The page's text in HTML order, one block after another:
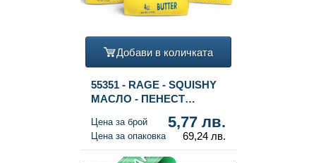
Добави в количката
55351 - RAGE - SQUISHY
МАСЛО - ПЕНЕСТ
- Размери 11x4x4 см - В
ДИСПЛЕЙ (12 бр.)
Цена за брой 5,77 лв.
Цена за опаковка 69,24 лв.